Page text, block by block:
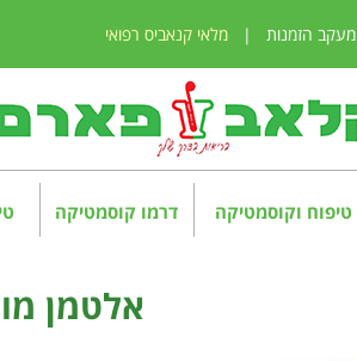
מעקב הזמנות | מלאי קנאביס רפואי
טיפוח וקוסמטיקה דרמו קוסמטיקה